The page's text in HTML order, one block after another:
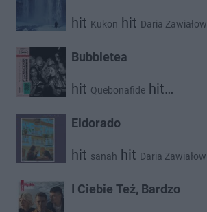
hit Kukon hit Daria Zawiałow
Bubbletea
hit Quebonafide hit
Eldorado
hit sanah hit Daria Zawiałow
I Ciebie Też, Bardzo